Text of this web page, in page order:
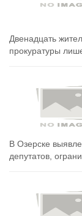
Двенадцать
прокуратуры
В Озерске
депутатов,